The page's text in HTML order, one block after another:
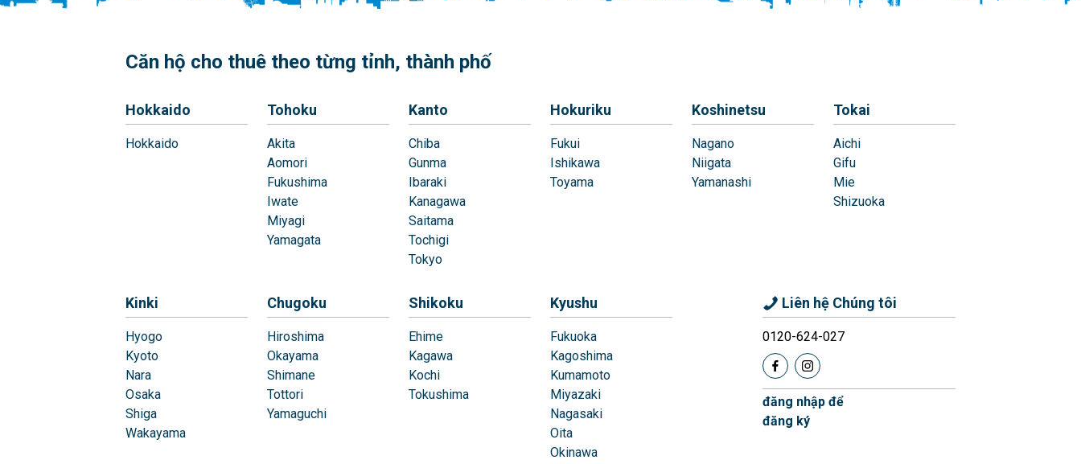
Căn hộ cho thuê theo từng tỉnh, thành phố
Hokkaido
Hokkaido
Tohoku
Akita
Aomori
Fukushima
Iwate
Miyagi
Yamagata
Kanto
Chiba
Gunma
Ibaraki
Kanagawa
Saitama
Tochigi
Tokyo
Hokuriku
Fukui
Ishikawa
Toyama
Koshinetsu
Nagano
Niigata
Yamanashi
Tokai
Aichi
Gifu
Mie
Shizuoka
Kinki
Hyogo
Kyoto
Nara
Osaka
Shiga
Wakayama
Chugoku
Hiroshima
Okayama
Shimane
Tottori
Yamaguchi
Shikoku
Ehime
Kagawa
Kochi
Tokushima
Kyushu
Fukuoka
Kagoshima
Kumamoto
Miyazaki
Nagasaki
Oita
Okinawa
Liên hệ Chúng tôi
0120-624-027
đăng nhập để
đăng ký